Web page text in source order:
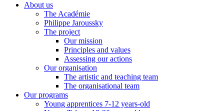
About us
The Académie
Philippe Jaroussky
The project
Our mission
Principles and values
Assessing our actions
Our organisation
The artistic and teaching team
The organisational team
Our programs
Young apprentices 7-12 years-old